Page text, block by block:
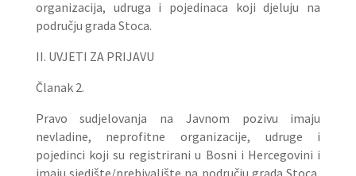
organizacija, udruga i pojedinaca koji djeluju na
području grada Stoca.
II. UVJETI ZA PRIJAVU
Članak 2.
Pravo sudjelovanja na Javnom pozivu imaju
nevladine, neprofitne organizacije, udruge i
pojedinci koji su registrirani u Bosni i Hercegovini i
imaju sjedište/prebivalište na području grada Stoca,